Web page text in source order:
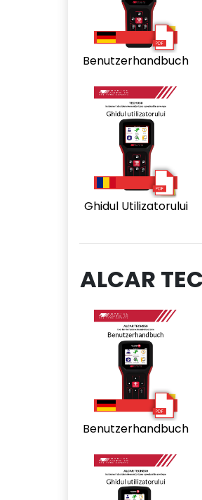
Benutzerhandbuch
Ghidul Utilizatorului
ALCAR
Benutzerhandbuch